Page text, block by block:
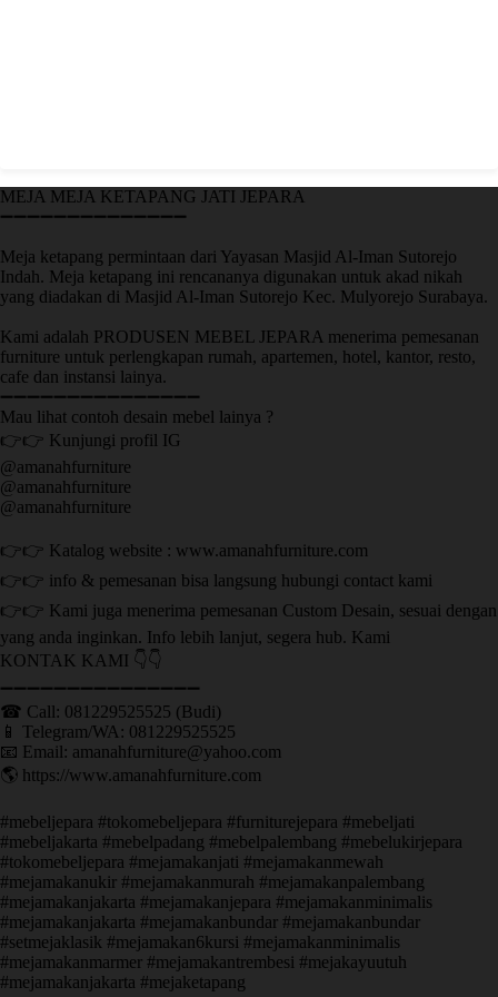
MEJA MEJA KETAPANG JATI JEPARA
➖➖➖➖➖➖➖➖➖➖➖➖➖➖
Meja ketapang permintaan dari Yayasan Masjid Al-Iman Sutorejo
Indah. Meja ketapang ini rencananya digunakan untuk akad nikah
yang diadakan di Masjid Al-Iman Sutorejo Kec. Mulyorejo Surabaya.
Kami adalah PRODUSEN MEBEL JEPARA menerima pemesanan
furniture untuk perlengkapan rumah, apartemen, hotel, kantor, resto,
cafe dan instansi lainya.
➖➖➖➖➖➖➖➖➖➖➖➖➖➖➖
Mau lihat contoh desain mebel lainya ?
👉👉 Kunjungi profil IG
@amanahfurniture
@amanahfurniture
@amanahfurniture
👉👉 Katalog website : www.amanahfurniture.com
👉👉 info & pemesanan bisa langsung hubungi contact kami
👉👉 Kami juga menerima pemesanan Custom Desain, sesuai dengan
yang anda inginkan. Info lebih lanjut, segera hub. Kami
KONTAK KAMI 👇👇
➖➖➖➖➖➖➖➖➖➖➖➖➖➖➖ ㅤ
☎ Call: 081229525525 (Budi)
📱 Telegram/WA: 081229525525
📧 Email: amanahfurniture@yahoo.com
🌎 https://www.amanahfurniture.com
#mebeljepara #tokomebeljepara #furniturejepara #mebeljati
#mebeljakarta #mebelpadang #mebelpalembang #mebelukirjepara
#tokomebeljepara #mejamakanjati #mejamakanmewah
#mejamakanukir #mejamakanmurah #mejamakanpalembang
#mejamakanjakarta #mejamakanjepara #mejamakanminimalis
#mejamakanjakarta #mejamakanbundar #mejamakanbundar
#setmejaklasik #mejamakan6kursi #mejamakanminimalis
#mejamakanmarmer #mejamakantrembesi #mejakayuutuh
#mejamakanjakarta #mejaketapang